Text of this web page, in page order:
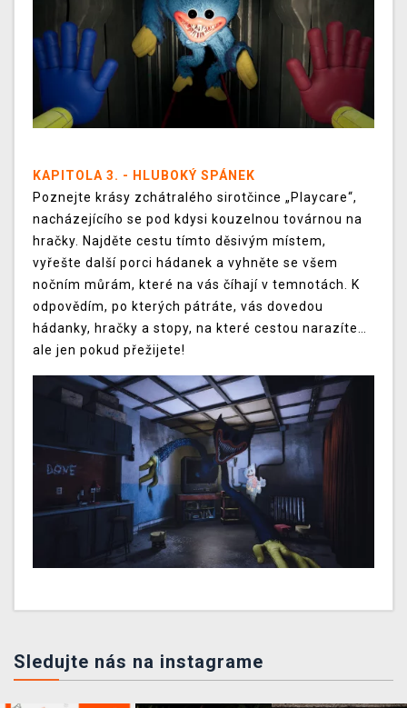
KAPITOLA 3. - HLUBOKÝ SPÁNEK
Poznejte krásy zchátralého sirotčince „Playcare“,
nacházejícího se pod kdysi kouzelnou továrnou na
hračky. Najděte cestu tímto děsivým místem,
vyřešte další porci hádanek a vyhněte se všem
nočním můrám, které na vás číhají v temnotách. K
odpovědím, po kterých pátráte, vás dovedou
hádanky, hračky a stopy, na které cestou narazíte…
ale jen pokud přežijete!
Sledujte nás na instagrame